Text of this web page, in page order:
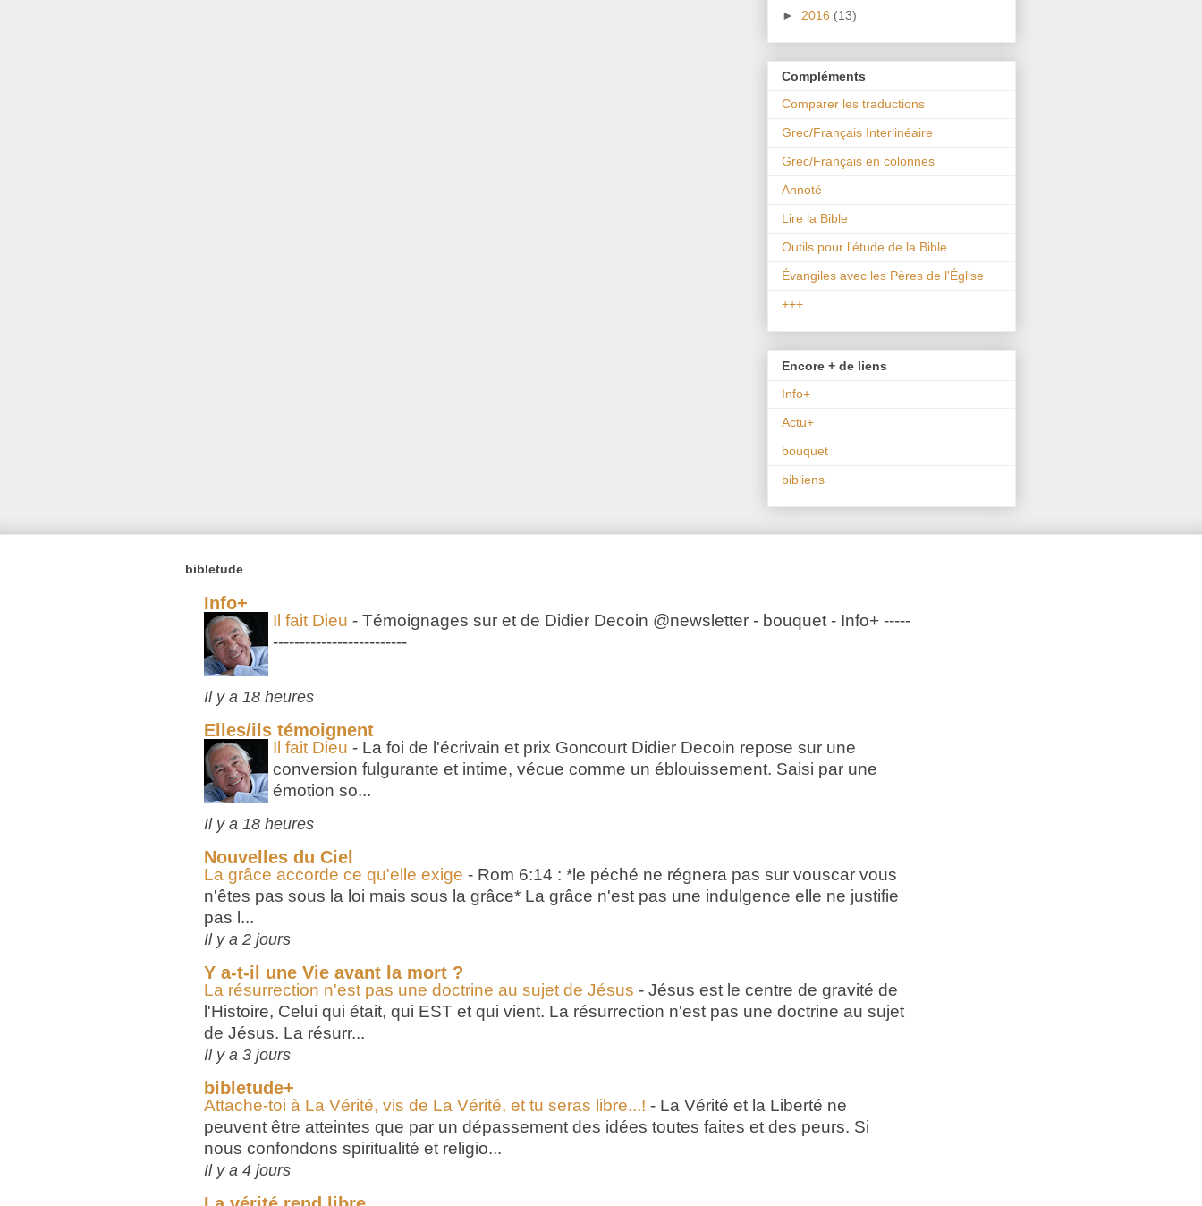
► 2016 (13)
Compléments
Comparer les traductions
Grec/Français Interlinéaire
Grec/Français en colonnes
Annoté
Lire la Bible
Outils pour l'étude de la Bible
Évangiles avec les Pères de l'Église
+++
Encore + de liens
Info+
Actu+
bouquet
bibliens
bibletude
Info+
Il fait Dieu - Témoignages sur et de Didier Decoin @newsletter - bouquet - Info+ -----
-------------------------
Il y a 18 heures
Elles/ils témoignent
Il fait Dieu - La foi de l'écrivain et prix Goncourt Didier Decoin repose sur une
conversion fulgurante et intime, vécue comme un éblouissement. Saisi par une
émotion so...
Il y a 18 heures
Nouvelles du Ciel
La grâce accorde ce qu'elle exige - Rom 6:14 : *le péché ne régnera pas sur vouscar vous
n'êtes pas sous la loi mais sous la grâce* La grâce n'est pas une indulgence elle ne justifie
pas l...
Il y a 2 jours
Y a-t-il une Vie avant la mort ?
La résurrection n'est pas une doctrine au sujet de Jésus - Jésus est le centre de gravité de
l'Histoire, Celui qui était, qui EST et qui vient. La résurrection n'est pas une doctrine au sujet
de Jésus. La résurr...
Il y a 3 jours
bibletude+
Attache-toi à La Vérité, vis de La Vérité, et tu seras libre...! - La Vérité et la Liberté ne
peuvent être atteintes que par un dépassement des idées toutes faites et des peurs. Si
nous confondons spiritualité et religio...
Il y a 4 jours